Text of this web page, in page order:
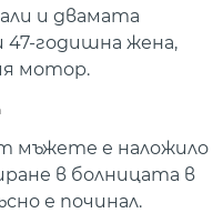
и двамата
годишна жена,
мотор.
мъжете е наложило
в болницата в
е починал.